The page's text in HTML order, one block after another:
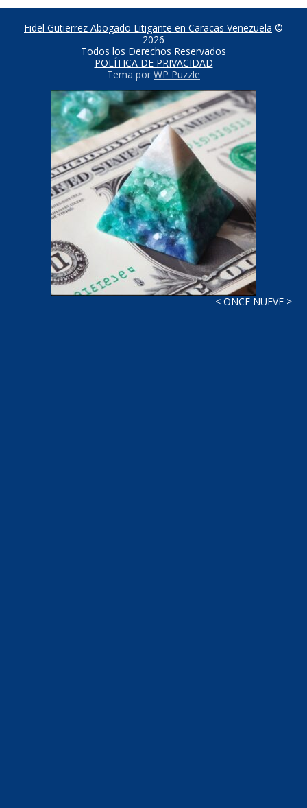
Fidel Gutierrez Abogado Litigante en Caracas Venezuela ©
2026
Todos los Derechos Reservados
POLÍTICA DE PRIVACIDAD
Tema por WP Puzzle
< ONCE NUEVE >